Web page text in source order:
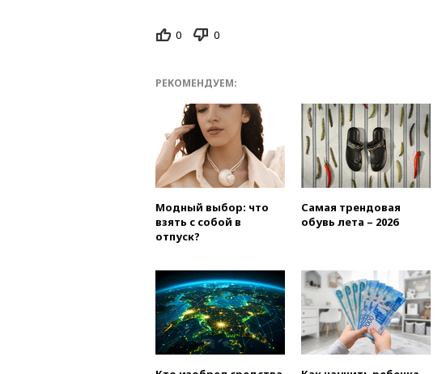
0 0
РЕКОМЕНДУЕМ:
Модный выбор: что
взять с собой в
отпуск?
Самая трендовая
обувь лета – 2026